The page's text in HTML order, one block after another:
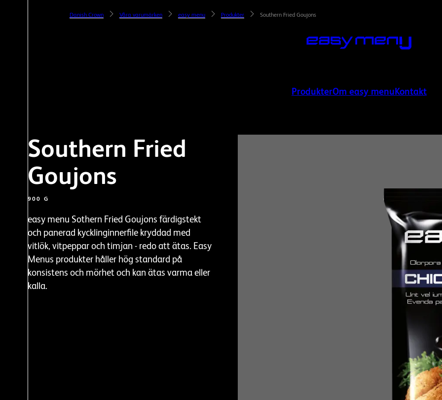
Danish Crown Våra varumärken easy menu Produkter Southern Fried Goujons
ProdukterOm easy menuKontakt
Southern Fried
Goujons
900 G
easy menu Sothern Fried Goujons färdigstekt
och panerad kycklinginnerfile kryddad med
vitlök, vitpeppar och timjan - redo att ätas. Easy
Menus produkter håller hög standard på
konsistens och mörhet och kan ätas varma eller
kalla.